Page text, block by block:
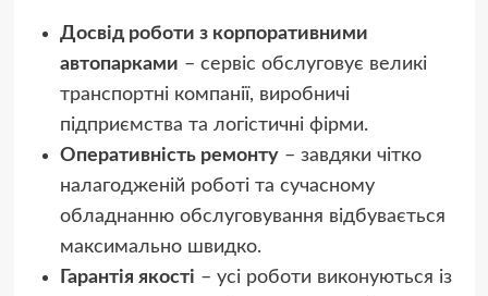
Досвід роботи з корпоративними
автопарками – сервіс обслуговує великі
транспортні компанії, виробничі
підприємства та логістичні фірми.
Оперативність ремонту– завдяки чітко
налагодженій роботі та сучасному
обладнанню обслуговування відбувається
максимально швидко.
Гарантія якості – усі роботи виконуються із